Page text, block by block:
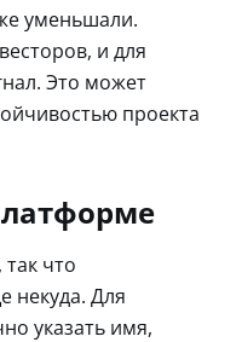
уменьшали.
и для
Это может
проекта
что
некуда. Для
указать имя,